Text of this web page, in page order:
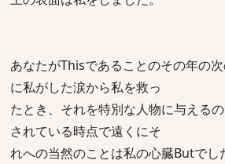
あなたがThisであることのその年の
に私がした涙から私を救っ
たとき、それを特別な人物に与える
されている時点で遠くにそ
れへの当然のことは私の心臓Butでし